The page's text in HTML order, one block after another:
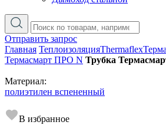
Отправить запрос
Главная ТеплоизоляцияThermaflex
Термасмарт ПРО N Трубка
Материал:
полиэтилен вспененный
В избранное